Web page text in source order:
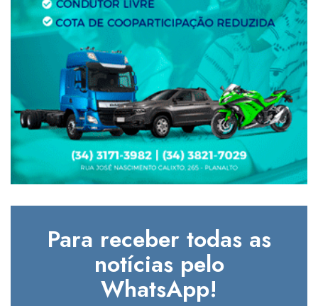
Para receber todas as
notícias pelo
WhatsApp!